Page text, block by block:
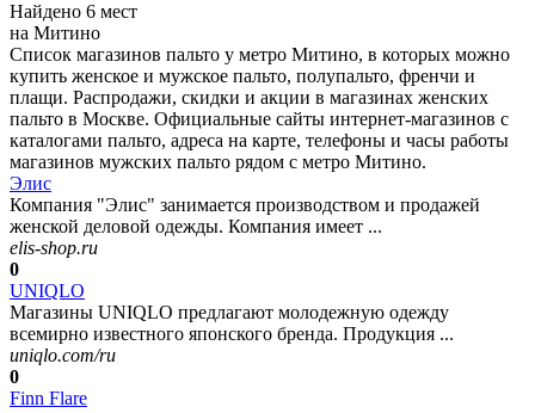
Найдено 6 мест
на Митино
Список магазинов пальто у метро Митино, в которых можно
купить женское и мужское пальто, полупальто, френчи и
плащи. Распродажи, скидки и акции в магазинах женских
пальто в Москве. Официальные сайты интернет-магазинов с
каталогами пальто, адреса на карте, телефоны и часы работы
магазинов мужских пальто рядом с метро Митино.
Элис
Компания "Элис" занимается производством и продажей
женской деловой одежды. Компания имеет ...
elis-shop.ru
0
UNIQLO
Магазины UNIQLO предлагают молодежную одежду
всемирно известного японского бренда. Продукция ...
uniqlo.com/ru
0
Finn Flare